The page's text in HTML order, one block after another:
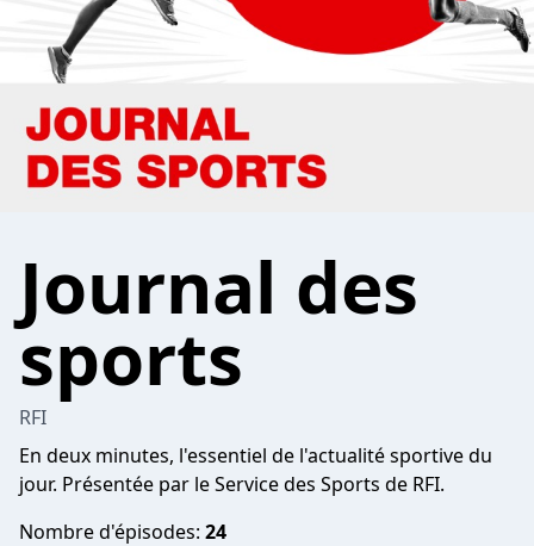
Journal des
sports
RFI
En deux minutes, l'essentiel de l'actualité sportive du
jour. Présentée par le Service des Sports de RFI.
Nombre d'épisodes: 24